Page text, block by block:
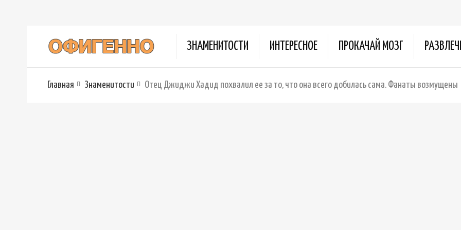
ЗНАМЕНИТОСТИ ИНТЕРЕСНОЕ ПРОКАЧАЙ МОЗГ
Главная Знаменитости Отец Джиджи Хадид похвалил ее за то, что она всего добилась сама. Фанаты возмущены